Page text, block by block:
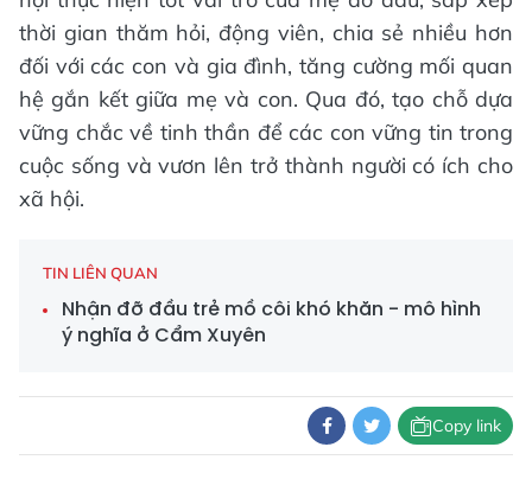
thời gian thăm hỏi, động viên, chia sẻ nhiều hơn
đối với các con và gia đình, tăng cường mối quan
hệ gắn kết giữa mẹ và con. Qua đó, tạo chỗ dựa
vững chắc về tinh thần để các con vững tin trong
cuộc sống và vươn lên trở thành người có ích cho
xã hội.
TIN LIÊN QUAN
Nhận đỡ đầu trẻ mồ côi khó khăn - mô hình
ý nghĩa ở Cẩm Xuyên
Copy link